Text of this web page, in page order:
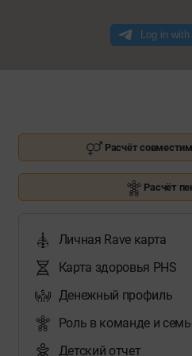
Расчёт
Расчёт
Личная Rave карта
Карта здоровья PHS
Денежный профиль
Роль в команде и
Детский отчет